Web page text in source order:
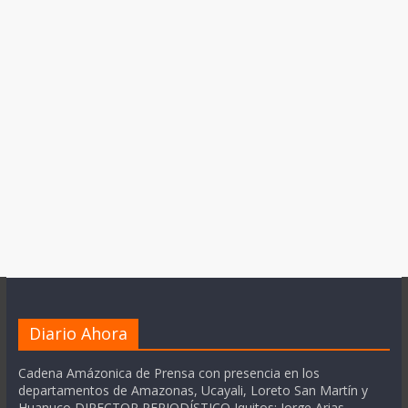
Diario Ahora
Cadena Amázonica de Prensa con presencia en los
departamentos de Amazonas, Ucayali, Loreto San Martín y